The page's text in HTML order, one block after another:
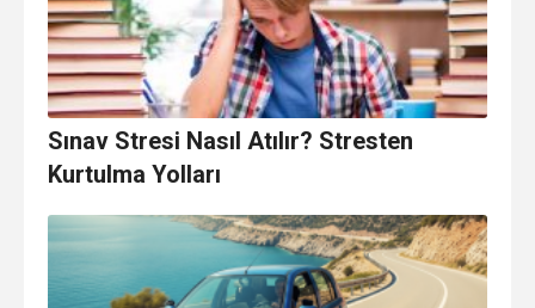
Sınav Stresi Nasıl Atılır? Stresten
Kurtulma Yolları